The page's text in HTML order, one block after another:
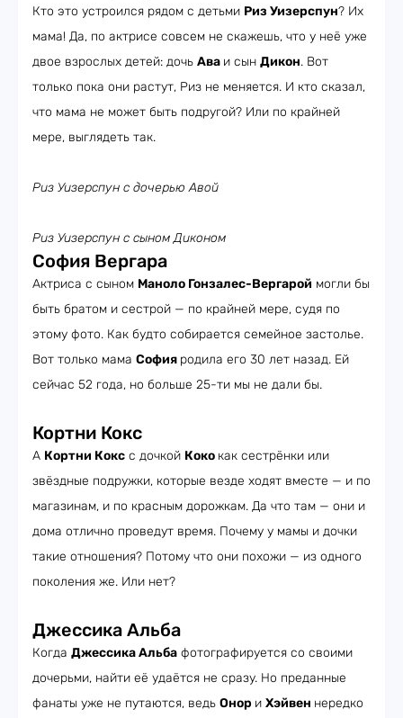
Кто это устроился рядом с детьми Риз Уизерспун? Их
мама! Да, по актрисе совсем не скажешь, что у неё уже
двое взрослых детей: дочь Ава и сын Дикон. Вот
только пока они растут, Риз не меняется. И кто сказал,
что мама не может быть подругой? Или по крайней
мере, выглядеть так.
Риз Уизерспун с дочерью Авой
Риз Уизерспун с сыном Диконом
София Вергара
Актриса с сыном Маноло Гонзалес-Вергарой могли бы
быть братом и сестрой — по крайней мере, судя по
этому фото. Как будто собирается семейное застолье.
Вот только мама София родила его 30 лет назад. Ей
сейчас 52 года, но больше 25-ти мы не дали бы.
Кортни Кокс
А Кортни Кокс с дочкой Коко как сестрёнки или
звёздные подружки, которые везде ходят вместе — и по
магазинам, и по красным дорожкам. Да что там — они и
дома отлично проведут время. Почему у мамы и дочки
такие отношения? Потому что они похожи — из одного
поколения же. Или нет?
Джессика Альба
Когда Джессика Альба фотографируется со своими
дочерьми, найти её удаётся не сразу. Но преданные
фанаты уже не путаются, ведь Онор и Хэйвен нередко